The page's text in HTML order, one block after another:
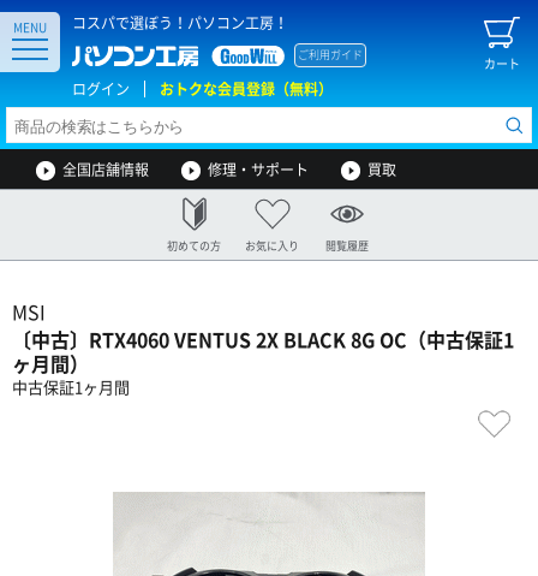
コスパで選ぼう！パソコン工房！
カート
ご利用ガイド
ログイン おトクな会員登録（無料）
MENU
全国店舗情報 修理・サポート 買取
初めての方 お気に入り 閲覧履歴
MSI
〔中古〕RTX4060 VENTUS 2X BLACK 8G OC（中古保証1
ヶ月間）
中古保証1ヶ月間